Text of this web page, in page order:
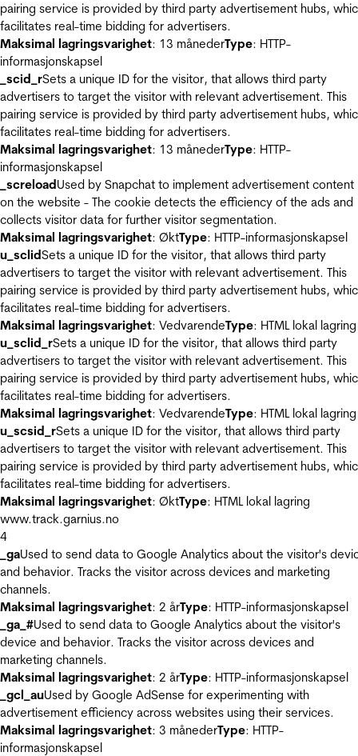
pairing service is provided by third party advertisement hubs,
facilitates real-time bidding for advertisers.
Maksimal lagringsvarighet: 13 månederType: HTTP-
informasjonskapsel
_scid_rSets a unique ID for the visitor, that allows third party
advertisers to target the visitor with relevant advertisement. This
pairing service is provided by third party advertisement hubs,
facilitates real-time bidding for advertisers.
Maksimal lagringsvarighet: 13 månederType: HTTP-
informasjonskapsel
_screloadUsed by Snapchat to implement advertisement content
on the website - The cookie detects the efficiency of the ads and
collects visitor data for further visitor segmentation.
Maksimal lagringsvarighet: ØktType: HTTP-informasjonskapsel
u_sclidSets a unique ID for the visitor, that allows third party
advertisers to target the visitor with relevant advertisement. This
pairing service is provided by third party advertisement hubs,
facilitates real-time bidding for advertisers.
Maksimal lagringsvarighet: VedvarendeType: HTML lokal lagring
u_sclid_rSets a unique ID for the visitor, that allows third party
advertisers to target the visitor with relevant advertisement. This
pairing service is provided by third party advertisement hubs,
facilitates real-time bidding for advertisers.
Maksimal lagringsvarighet: VedvarendeType: HTML lokal lagring
u_scsid_rSets a unique ID for the visitor, that allows third party
advertisers to target the visitor with relevant advertisement. This
pairing service is provided by third party advertisement hubs,
facilitates real-time bidding for advertisers.
Maksimal lagringsvarighet: ØktType: HTML lokal lagring
www.track.garnius.no
4
_gaUsed to send data to Google Analytics about the visitor's
and behavior. Tracks the visitor across devices and marketing
channels.
Maksimal lagringsvarighet: 2 årType: HTTP-informasjonskapsel
_ga_#Used to send data to Google Analytics about the visitor's
device and behavior. Tracks the visitor across devices and
marketing channels.
Maksimal lagringsvarighet: 2 årType: HTTP-informasjonskapsel
_gcl_auUsed by Google AdSense for experimenting with
advertisement efficiency across websites using their services.
Maksimal lagringsvarighet: 3 månederType: HTTP-
informasjonskapsel